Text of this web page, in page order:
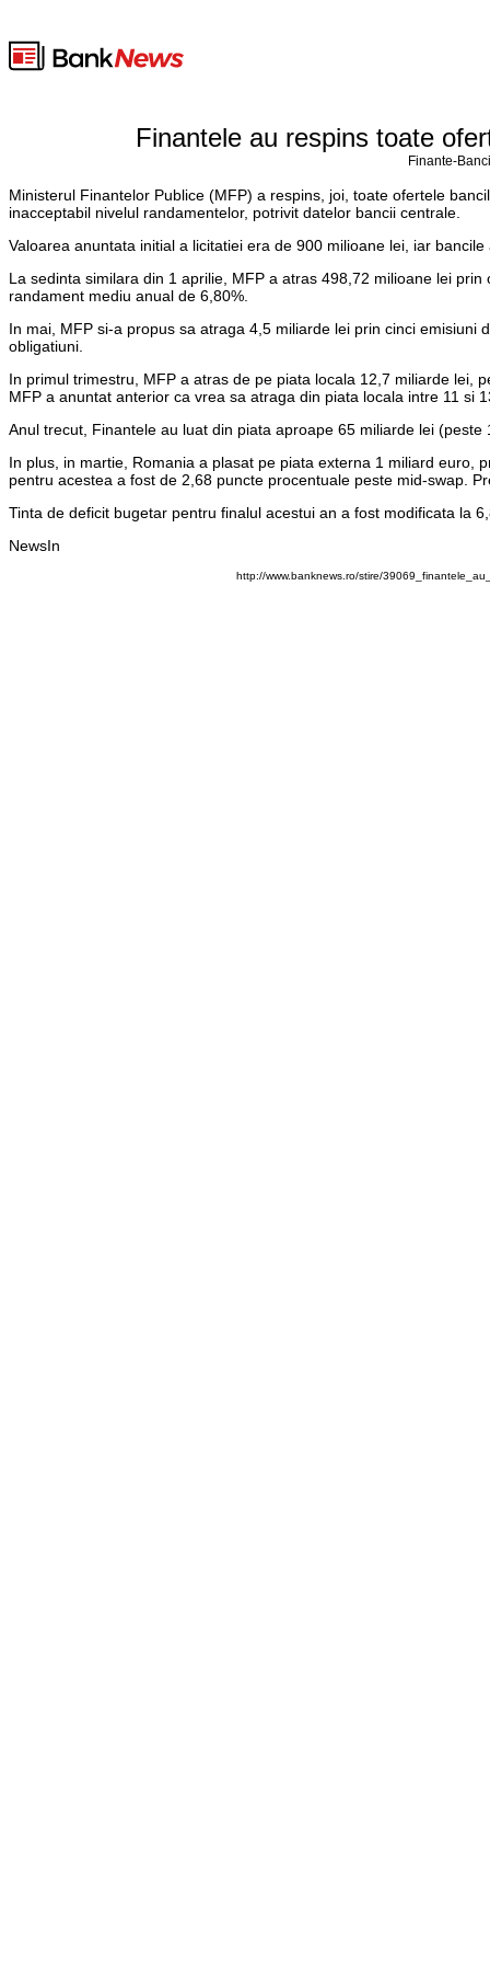
Finantele au respins toate
Finante-
Ministerul Finantelor Publice (MFP) a respins, joi, toate ofertele
inacceptabil nivelul randamentelor, potrivit datelor bancii centrale.
Valoarea anuntata initial a licitatiei era de 900 milioane lei, iar
La sedinta similara din 1 aprilie, MFP a atras 498,72 milioane lei
randament mediu anual de 6,80%.
In mai, MFP si-a propus sa atraga 4,5 miliarde lei prin cinci
obligatiuni.
In primul trimestru, MFP a atras de pe piata locala 12,7 miliarde lei,
MFP a anuntat anterior ca vrea sa atraga din piata locala intre 11 si
Anul trecut, Finantele au luat din piata aproape 65 miliarde lei
In plus, in martie, Romania a plasat pe piata externa 1 miliard euro,
pentru acestea a fost de 2,68 puncte procentuale peste mid-swap.
Tinta de deficit bugetar pentru finalul acestui an a fost modificata la
NewsIn
http://www.banknews.ro/stire/